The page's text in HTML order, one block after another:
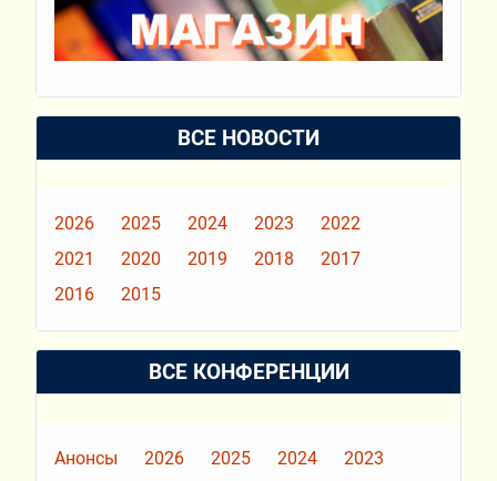
ВСЕ НОВОСТИ
2026 2025 2024 2023
2022
2021
2020 2019 2018
2017
2016
2015
ВСЕ КОНФЕРЕНЦИИ
Анонсы 2026 2025 2024
2023